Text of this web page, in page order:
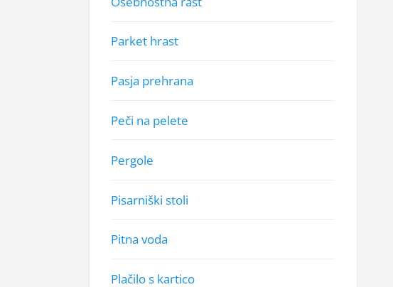
Parket hrast
Pasja prehrana
Peči na pelete
Pergole
Pisarniški stoli
Pitna voda
Plačilo s kartico